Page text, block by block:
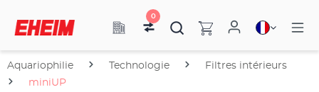
0
Aquariophilie Technologie
Filtres intérieurs
miniUP